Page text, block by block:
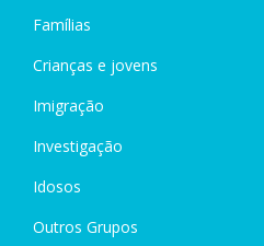
Famílias
Crianças e jovens
Imigração
Investigação
Idosos
Outros Grupos